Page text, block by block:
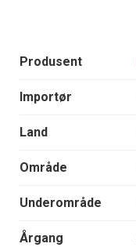
Produsent
Importør
Land
Område
Underområde
Årgang